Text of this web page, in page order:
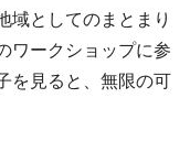
域としてのまとまり
ワークショップに参
を見ると、無限の可